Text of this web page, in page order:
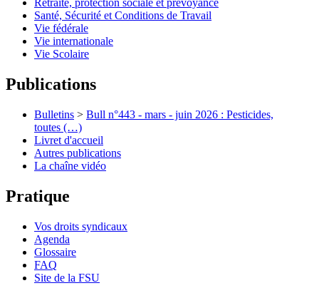
Retraite, protection sociale et prévoyance
Santé, Sécurité et Conditions de Travail
Vie fédérale
Vie internationale
Vie Scolaire
Publications
Bulletins > Bull n°443 - mars - juin 2026 : Pesticides,
toutes (…)
Livret d'accueil
Autres publications
La chaîne vidéo
Pratique
Vos droits syndicaux
Agenda
Glossaire
FAQ
Site de la FSU